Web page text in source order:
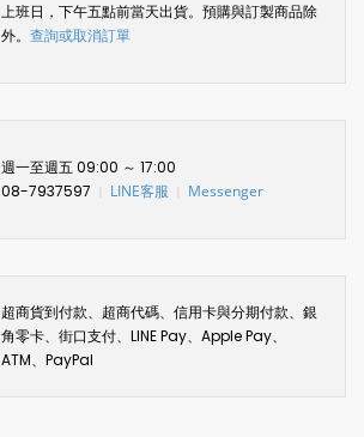
上班日，下午五點前當天出貨。預購與訂製商品除
外。 查詢或取消訂單
週一至週五 09:00 ～ 17:00
08-7937597
LINE客服 Messenger
超商貨到付款、超商代碼、信用卡與分期付款、銀
角零卡、街口支付、LINE Pay、Apple Pay、
ATM、PayPal